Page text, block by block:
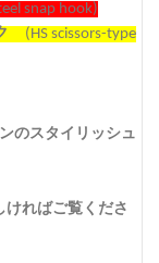
snap hook)
(HS scissors-type
のスタイリッシュ
ればご覧くださ